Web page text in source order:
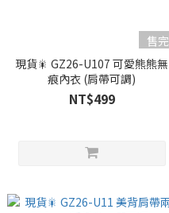
售完
現貨🎇 GZ26-U107 可愛熊熊無
痕內衣 (肩帶可調)
NT$499